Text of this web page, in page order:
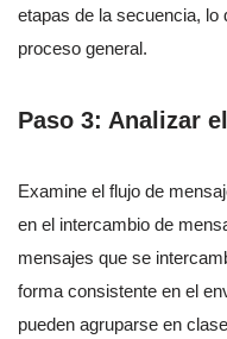
etapas de la secuencia, lo
proceso general.
Paso 3: Analizar
Examine el flujo de
en el intercambio de
mensajes que se
forma consistente en el
pueden agruparse en